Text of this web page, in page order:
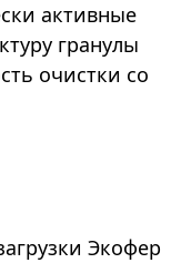
активные
гранулы
очистки со
Экофер